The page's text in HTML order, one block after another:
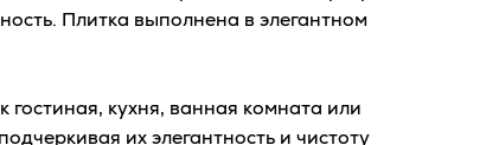
Плитка выполнена в элегантном
кухня, ванная комната или
их элегантность и чистоту